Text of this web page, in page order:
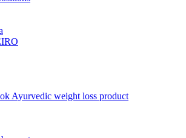
Ayurvedic weight loss product